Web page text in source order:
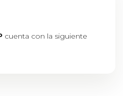
cuenta con la siguiente